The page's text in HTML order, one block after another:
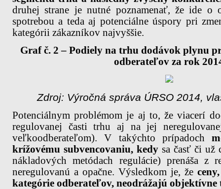
druhej strane je nutné poznamenať, že ide o
spotrebou a teda aj potenciálne úspory pri
kategórii zákazníkov najvyššie.
Graf č. 2 – Podiely na trhu dodávok plynu
odberateľov za rok
Zdroj: Výročná správa ÚRSO 2014,
Potenciálnym problémom je aj to, že viacerí
regulovanej časti trhu aj na jej
veľkoodberateľom). V takýchto prípadoch
krížovému subvencovaniu, kedy sa časť či už
nákladových metódach regulácie) prenáša z
neregulovanú a opačne. Výsledkom je, že
kategórie odberateľov, neodrážajú